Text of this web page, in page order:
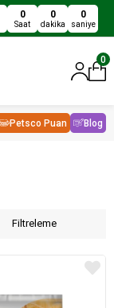
0
Saat
0
dakika
0
saniye
0
Petsco Puan Blog
Filtreleme